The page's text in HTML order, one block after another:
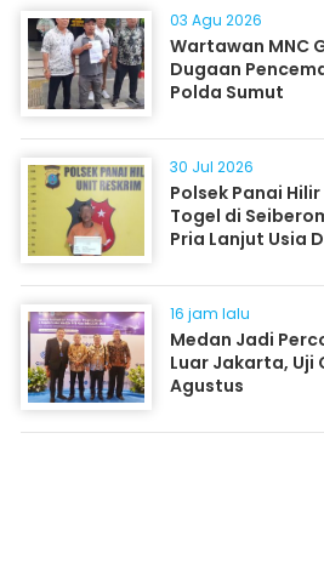
03 Agu 2026
Wartawan MNC
Dugaan
Polda Sumut
30 Jul 2026
Polsek Panai
Togel di
Pria Lanjut Usia
16 jam lalu
Medan Jadi
Luar Jakarta, Uji
Agustus